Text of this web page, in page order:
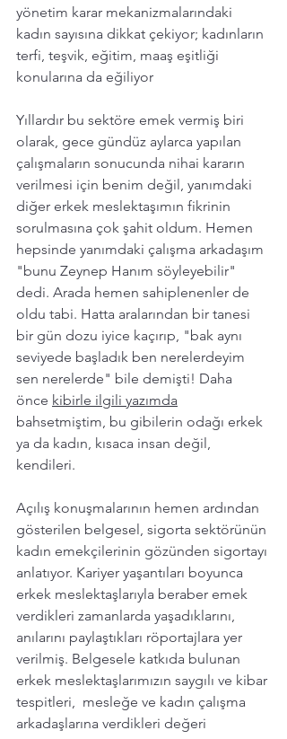
yönetim karar mekanizmalarındaki
kadın sayısına dikkat çekiyor; kadınların
terfi, teşvik, eğitim, maaş eşitliği
konularına da eğiliyor
Yıllardır bu sektöre emek vermiş biri
olarak, gece gündüz aylarca yapılan
çalışmaların sonucunda nihai kararın
verilmesi için benim değil, yanımdaki
diğer erkek meslektaşımın fikrinin
sorulmasına çok şahit oldum. Hemen
hepsinde yanımdaki çalışma arkadaşım
"bunu Zeynep Hanım söyleyebilir"
dedi. Arada hemen sahiplenenler de
oldu tabi. Hatta aralarından bir tanesi
bir gün dozu iyice kaçırıp, "bak aynı
seviyede başladık ben nerelerdeyim
sen nerelerde" bile demişti! Daha
önce kibirle ilgili yazımda
bahsetmiştim, bu gibilerin odağı erkek
ya da kadın, kısaca insan değil,
kendileri.
Açılış konuşmalarının hemen ardından
gösterilen belgesel, sigorta sektörünün
kadın emekçilerinin gözünden sigortayı
anlatıyor. Kariyer yaşantıları boyunca
erkek meslektaşlarıyla beraber emek
verdikleri zamanlarda yaşadıklarını,
anılarını paylaştıkları röportajlara yer
verilmiş. Belgesele katkıda bulunan
erkek meslektaşlarımızın saygılı ve kibar
tespitleri,  mesleğe ve kadın çalışma
arkadaşlarına verdikleri değeri